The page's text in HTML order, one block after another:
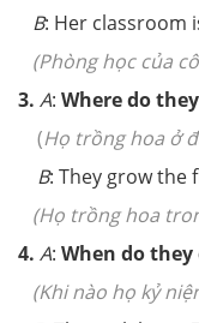
B: Her classroom
(Phòng học của
3. A: Where do
(Họ trồng hoa ở
B: They grow the
(Họ trồng hoa
4. A: When do they
(Khi nào họ kỷ